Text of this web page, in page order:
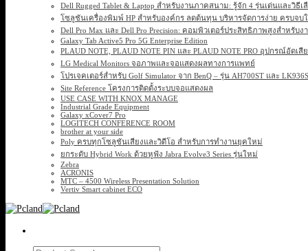
Dell Rugged Tablet & Laptop สำหรับงานภาคสนาม: รู้จัก 4 รุ่นเด่นและวิธีเ
โซลูชันเครื่องพิมพ์ HP สำหรับองค์กร ลดต้นทุน บริหารจัดการง่าย ครบจบ
Dell Pro Max และ Dell Pro Precision: คอมพิวเตอร์ประสิทธิภาพสูงสำหรับ
Galaxy Tab Active5 Pro 5G Enterprise Edition
PLAUD NOTE, PLAUD NOTE PIN และ PLAUD NOTE PRO อุปกรณ์อัด
LG Medical Monitors จอภาพและจอแสดงผลทางการแพทย์
โปรเจคเตอร์สำหรับ Golf Simulator จาก BenQ – รุ่น AH700ST และ
Site Reference โครงการติดตั้งระบบจอแสดงผล
USE CASE WITH KNOX MANAGE
Industrial Grade Equipment
Galaxy xCover7 Pro
LOGITECH CONFERENCE ROOM
brother at your side
Poly ครบทุกโซลูชันเสียงและวิดีโอ สำหรับการทำงานยุคใหม่
ยกระดับ Hybrid Work ด้วยหูฟัง Jabra Evolve3 Series รุ่นใหม่
Zebra
ACRONIS
MTC – 4500 Wireless Presentation Solution
Vertiv Smart cabinet ECO